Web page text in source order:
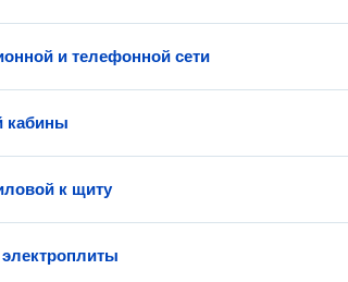
и телефонной сети
кабины
к щиту
электроплиты